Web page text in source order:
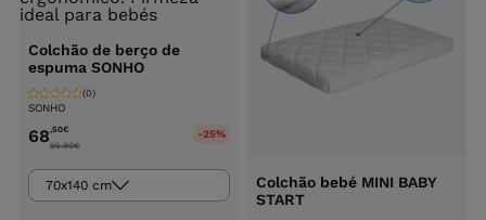
Colchão de berço de
espuma SONHO
SONHO
(0)
68,50€
95.90€
-25%
70x140 cm
Colchão bebé MINI BABY
START